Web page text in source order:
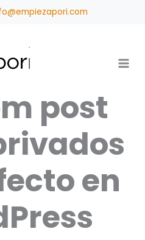
post
en